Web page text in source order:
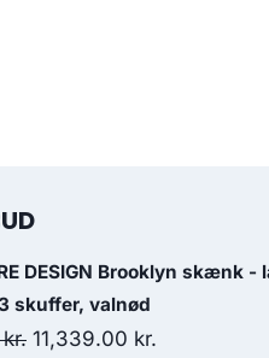
DESIGN Brooklyn skænk
skuffer, valnød
kr. 11,339.00 kr.